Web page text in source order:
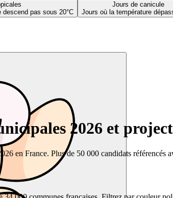
descend pas sous 20°C
Jours de canicule
Jours où la température
2026 et
en France. Plus de 50 000 candidats référencés